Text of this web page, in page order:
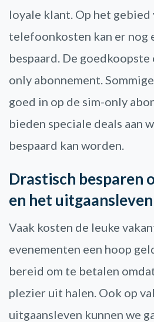
loyale klant. Op het gebied
telefoonkosten kan er nog
bespaard. De
only abonnement.
goed in op de sim-only
bieden speciale deals aan
bespaard kan worden.
Drastisch besparen
en het uitgaansleven
Vaak kosten de leuke
evenementen een hoop
bereid om te betalen
plezier uit halen. Ook op
uitgaansleven kunnen we